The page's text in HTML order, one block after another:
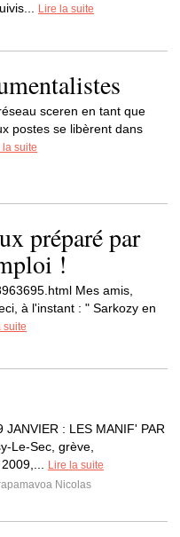
Lire la suite
sceren en tant que
postes se libèrent dans
la suite
préparé par
!
Mes amis,
à l'instant : " Sarkozy en
suite
JANVIER : LES MANIF' PAR
Le-Sec, grève,
Lire la suite
Nicolas